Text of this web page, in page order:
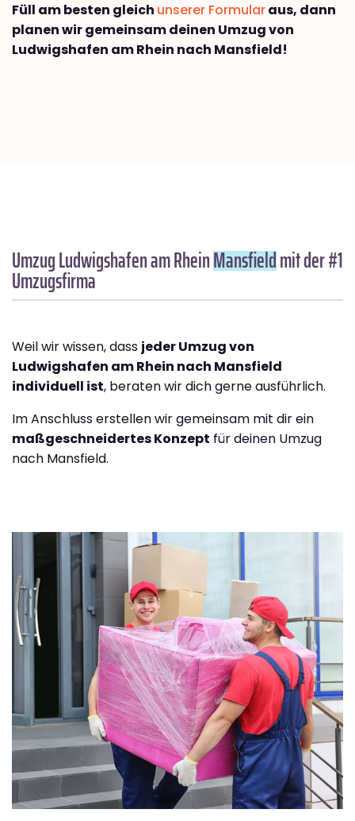
Füll am besten gleich unserer Formularaus, dann
planen wir gemeinsam deinen Umzug von
Ludwigshafen am Rhein nach Mansfield!
Umzug Ludwigshafen am RheinMansfieldmit der #1
Umzugsfirma
Weil wir wissen, dass jeder Umzug von
Ludwigshafen am Rhein nach Mansfield
individuell ist, beraten wir dich gerne ausführlich.
Im Anschluss erstellen wir gemeinsam mit dir ein
maßgeschneidertes Konzept für deinen Umzug
nach Mansfield.